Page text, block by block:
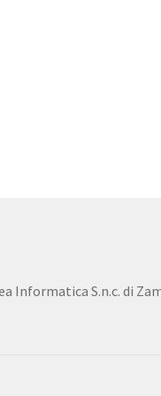
Informatica S.n.c. di